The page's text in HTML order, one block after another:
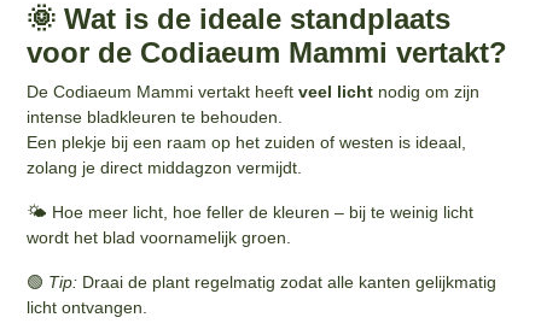
🌞 Wat is de ideale standplaats
voor de Codiaeum Mammi vertakt?
De Codiaeum Mammi vertakt heeftveel licht nodig om zijn
intense bladkleuren te behouden.
Een plekje bij een raam op het zuiden of westen is ideaal,
zolang je direct middagzon vermijdt.
🌤️ Hoe meer licht, hoe feller de kleuren – bij te weinig licht
wordt het blad voornamelijk groen.
🟢 Tip: Draai de plant regelmatig zodat alle kanten gelijkmatig
licht ontvangen.